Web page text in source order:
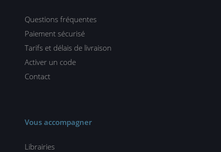
Questions fréquentes
Paiement sécurisé
Tarifs et délais de livraison
Activer un code
Contact
Vous accompagner
Librairies